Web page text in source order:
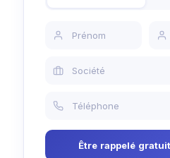
Être rappelé